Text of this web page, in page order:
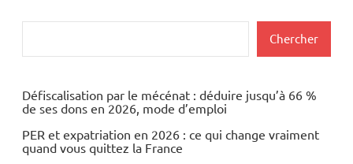
premières
publications
Chercher
Défiscalisation par le mécénat : déduire jusqu’à 66 %
de ses dons en 2026, mode d’emploi
PER et expatriation en 2026 : ce qui change vraiment
quand vous quittez la France